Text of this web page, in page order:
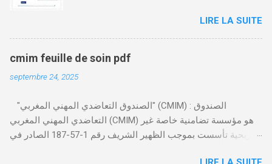
من خلال الموقع التابع لوزارة العدل، بدون الحاجة
للتنقل للمحكمة التجارية
https://servicesenligne.justice.gov.ma كيفية
طلب النموذجين 7 و 9 من الإنترنت في المغرب .
الخطوات: الدخول إلى موقع المحاكم-
المعلومات الشخصية إضافة معلومات الطالب .
دفع واجب الأداء 20 درهم عن طريق البطاقة
البنكية. تأكيد العملية . استلام النموذج في مدة
LIRE LA SUITE
cmim feuille de soin pdf
septembre 24, 2025
"الصندوق التعاضدي المهني المغربي" (CMIM) : الصندوق
التعاضدي المهني المغربي (CMIM) هو مؤسسة تضامنية خاصة غير
ربحية تأسست بموجب الظهير الشريف رقم 1-57-187 الصادر في